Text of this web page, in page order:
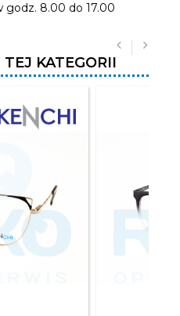
godz. 8.00 do 17.00
KATEGORII